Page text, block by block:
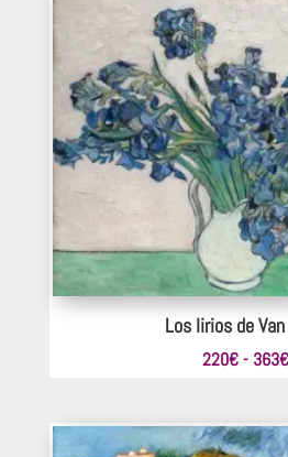
Los lirios de
220€ - 363€